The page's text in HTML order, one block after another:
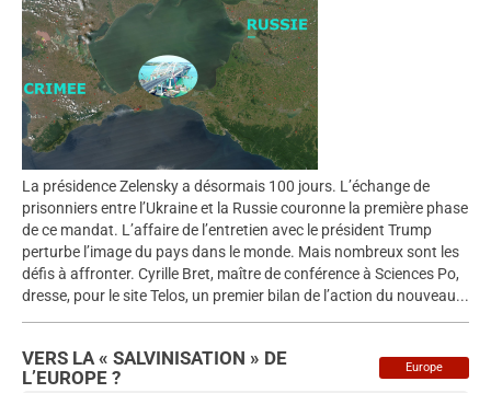
La présidence Zelensky a désormais 100 jours. L’échange de
prisonniers entre l’Ukraine et la Russie couronne la première phase
de ce mandat. L’affaire de l’entretien avec le président Trump
perturbe l’image du pays dans le monde. Mais nombreux sont les
défis à affronter. Cyrille Bret, maître de conférence à Sciences Po,
dresse, pour le site Telos, un premier bilan de l’action du nouveau...
Europe
VERS LA « SALVINISATION » DE
L’EUROPE ?